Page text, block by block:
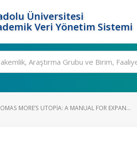
Üniversitesi
Veri Yönetim Sistemi
MORE’S UTOPIA: A MANUAL FOR EXPAN...